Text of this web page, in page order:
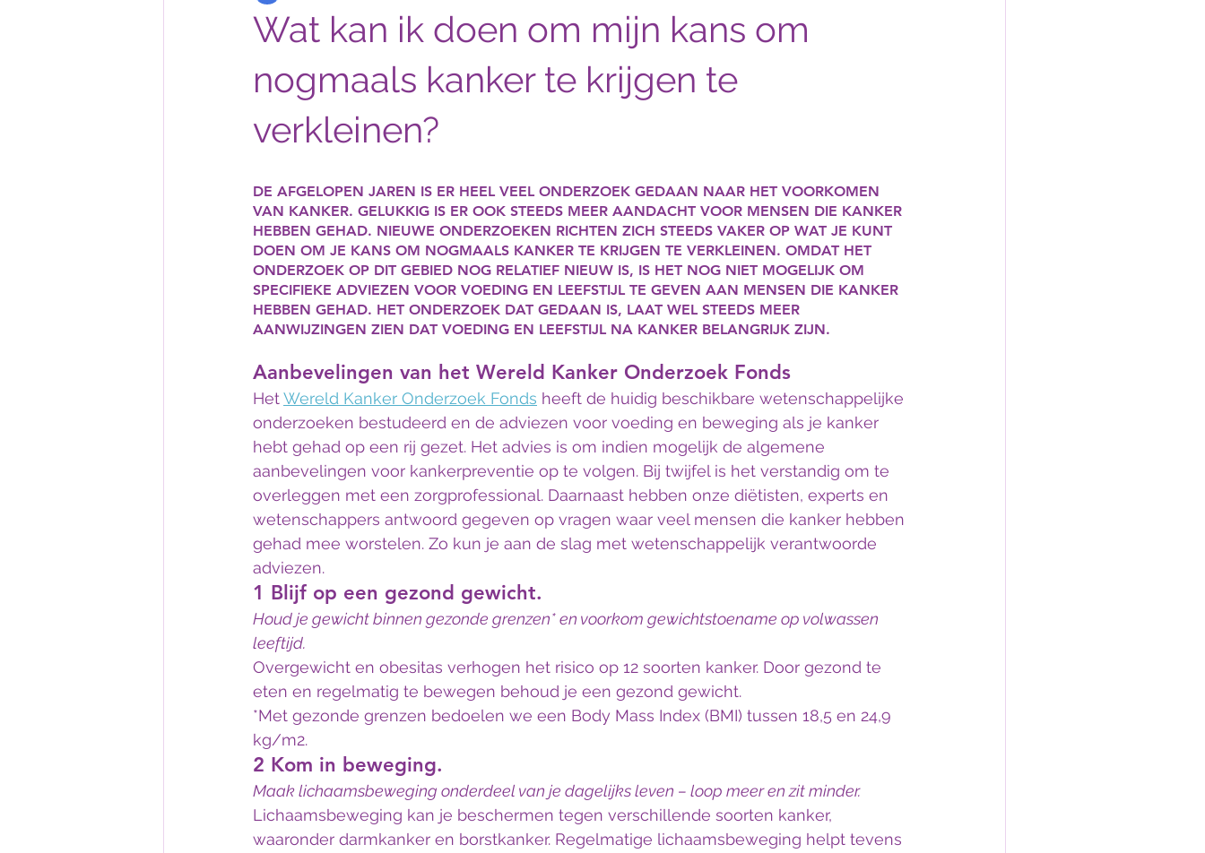
Wat kan ik doen om mijn kans om
nogmaals kanker te krijgen te
verkleinen?
DE AFGELOPEN JAREN IS ER HEEL VEEL ONDERZOEK GEDAAN NAAR HET VOORKOMEN
VAN KANKER. GELUKKIG IS ER OOK STEEDS MEER AANDACHT VOOR MENSEN DIE KANKER
HEBBEN GEHAD. NIEUWE ONDERZOEKEN RICHTEN ZICH STEEDS VAKER OP WAT JE KUNT
DOEN OM JE KANS OM NOGMAALS KANKER TE KRIJGEN TE VERKLEINEN. OMDAT HET
ONDERZOEK OP DIT GEBIED NOG RELATIEF NIEUW IS, IS HET NOG NIET MOGELIJK OM
SPECIFIEKE ADVIEZEN VOOR VOEDING EN LEEFSTIJL TE GEVEN AAN MENSEN DIE KANKER
HEBBEN GEHAD. HET ONDERZOEK DAT GEDAAN IS, LAAT WEL STEEDS MEER
AANWIJZINGEN ZIEN DAT VOEDING EN LEEFSTIJL NA KANKER BELANGRIJK ZIJN.
Aanbevelingen van het Wereld Kanker Onderzoek Fonds
Het Wereld Kanker Onderzoek Fonds heeft de huidig beschikbare wetenschappelijke
onderzoeken bestudeerd en de adviezen voor voeding en beweging als je kanker
hebt gehad op een rij gezet. Het advies is om indien mogelijk de algemene
aanbevelingen voor kankerpreventie op te volgen. Bij twijfel is het verstandig om te
overleggen met een zorgprofessional. Daarnaast hebben onze diëtisten, experts en
wetenschappers antwoord gegeven op vragen waar veel mensen die kanker hebben
gehad mee worstelen. Zo kun je aan de slag met wetenschappelijk verantwoorde
adviezen.
1 Blijf op een gezond gewicht.
Houd je gewicht binnen gezonde grenzen* en voorkom gewichtstoename op volwassen
leeftijd.
Overgewicht en obesitas verhogen het risico op 12 soorten kanker. Door gezond te
eten en regelmatig te bewegen behoud je een gezond gewicht.
*Met gezonde grenzen bedoelen we een Body Mass Index (BMI) tussen 18,5 en 24,9
kg/m2.
2 Kom in beweging.
Maak lichaamsbeweging onderdeel van je dagelijks leven – loop meer en zit minder.
Lichaamsbeweging kan je beschermen tegen verschillende soorten kanker,
waaronder darmkanker en borstkanker. Regelmatige lichaamsbeweging helpt tevens